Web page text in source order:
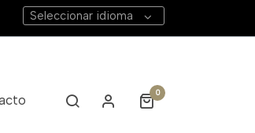
Seleccionar idioma
0